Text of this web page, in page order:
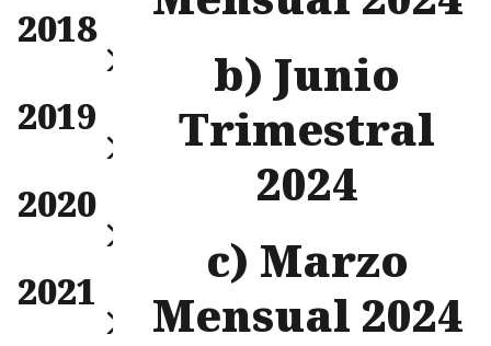
Trimestral
Anual
2018
Trimestral
Anual
2019
Trimestral
Anual
2020
Trimestral
Anual
2021
b) Junio
Trimestral
2024
c) Marzo
Mensual 2024